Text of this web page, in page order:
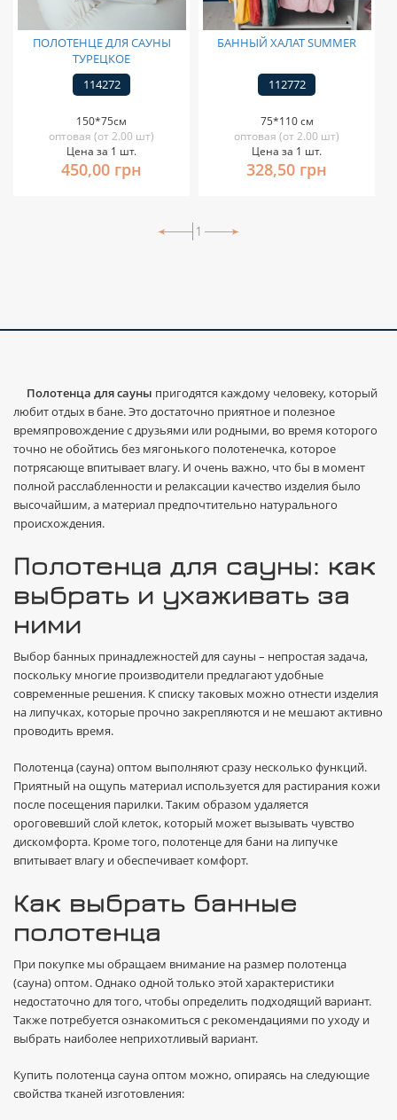
ПОЛОТЕНЦЕ ДЛЯ САУНЫ
ТУРЕЦКОЕ
114272
150*75см
оптовая (от 2.00 шт)
Цена за 1 шт.
450,00 грн
БАННЫЙ ХАЛАТ SUMMER
112772
75*110 см
оптовая (от 2.00 шт)
Цена за 1 шт.
328,50 грн
1
Полотенца для сауны пригодятся каждому человеку, который
любит отдых в бане. Это достаточно приятное и полезное
времяпровождение с друзьями или родными, во время которого
точно не обойтись без мягонького полотенечка, которое
потрясающе впитывает влагу. И очень важно, что бы в момент
полной расслабленности и релаксации качество изделия было
высочайшим, а материал предпочтительно натурального
происхождения.
Полотенца для сауны: как
выбрать и ухаживать за
ними
Выбор банных принадлежностей для сауны – непростая задача,
поскольку многие производители предлагают удобные
современные решения. К списку таковых можно отнести изделия
на липучках, которые прочно закрепляются и не мешают активно
проводить время.
Полотенца (сауна) оптом выполняют сразу несколько функций.
Приятный на ощупь материал используется для растирания кожи
после посещения парилки. Таким образом удаляется
ороговевший слой клеток, который может вызывать чувство
дискомфорта. Кроме того, полотенце для бани на липучке
впитывает влагу и обеспечивает комфорт.
Как выбрать банные
полотенца
При покупке мы обращаем внимание на размер полотенца
(сауна) оптом. Однако одной только этой характеристики
недостаточно для того, чтобы определить подходящий вариант.
Также потребуется ознакомиться с рекомендациями по уходу и
выбрать наиболее неприхотливый вариант.
Купить полотенца сауна оптом можно, опираясь на следующие
свойства тканей изготовления: